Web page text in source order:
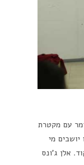
עם מקטרת
מי
אלן ג'ונס